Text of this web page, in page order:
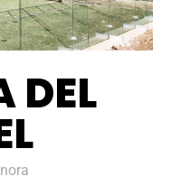
DEL